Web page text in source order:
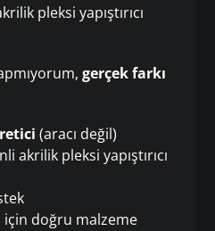
pleksi yapıştırıcı
gerçek farkı
(aracı değil)
akrilik pleksi yapıştırıcı
için doğru malzeme